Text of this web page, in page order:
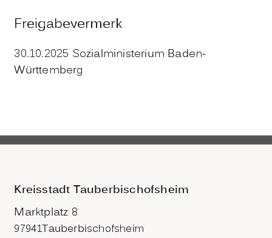
Freigabevermerk
30.10.2025 Sozialministerium Baden-
Württemberg
Kreisstadt Tauberbischofsheim
Marktplatz 8
97941Tauberbischofsheim